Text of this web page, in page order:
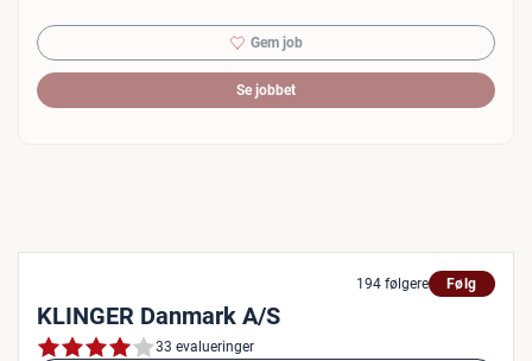
Gem job
Se jobbet
194 følgere Følg
KLINGER Danmark A/S
33 evalueringer